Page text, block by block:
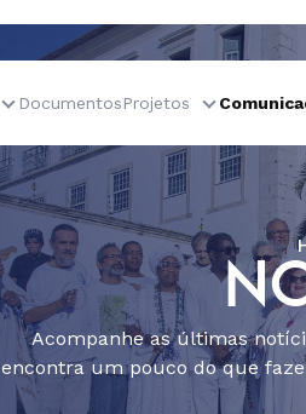
DocumentosProjetos
Acompanhe as últimas
encontra um pouco do que